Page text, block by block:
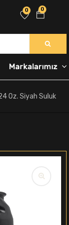
0
0
Markalarımız
Oz. Siyah Suluk